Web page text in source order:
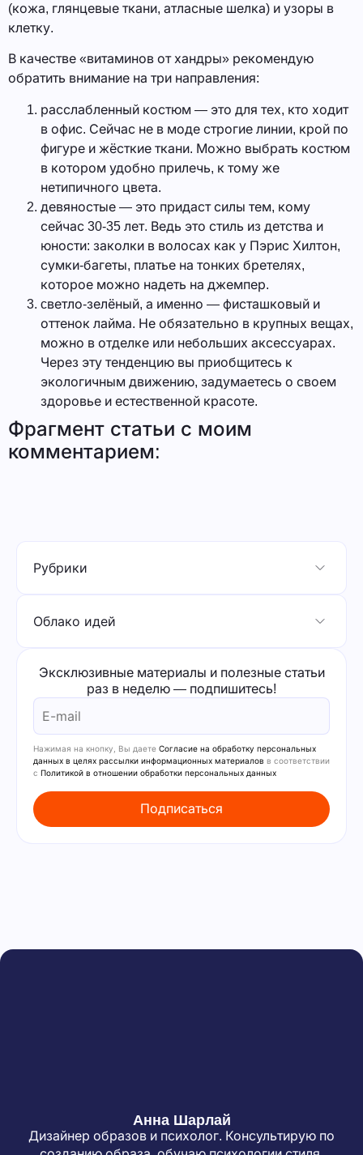
(кожа, глянцевые ткани, атласные шелка) и узоры в
клетку.
В качестве «витаминов от хандры» рекомендую
обратить внимание на три направления:
расслабленный костюм — это для тех, кто ходит
в офис. Сейчас не в моде строгие линии, крой по
фигуре и жёсткие ткани. Можно выбрать костюм
в котором удобно прилечь, к тому же
нетипичного цвета.
девяностые — это придаст силы тем, кому
сейчас 30-35 лет. Ведь это стиль из детства и
юности: заколки в волосах как у Пэрис Хилтон,
сумки-багеты, платье на тонких бретелях,
которое можно надеть на джемпер.
cветло-зелёный, а именно — фисташковый и
оттенок лайма. Не обязательно в крупных вещах,
можно в отделке или небольших аксессуарах.
Через эту тенденцию вы приобщитесь к
экологичным движению, задумаетесь о своем
здоровье и естественной красоте.
Фрагмент статьи с моим
комментарием:
Рубрики
Облако идей
Эксклюзивные материалы и полезные статьи
раз в неделю — подпишитесь!
Нажимая на кнопку, Вы даете Согласие на обработку персональных
данных в целях рассылки информационных материалов в соответствии
с Политикой в отношении обработки персональных данных
Анна Шарлай
Дизайнер образов и психолог. Консультирую по